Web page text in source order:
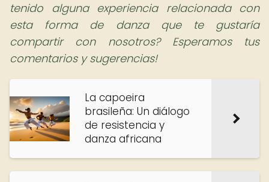
tenido alguna experiencia relacionada con
esta forma de danza que te gustaría
compartir con nosotros? Esperamos tus
comentarios y sugerencias!
La capoeira
brasileña: Un diálogo
de resistencia y
danza africana